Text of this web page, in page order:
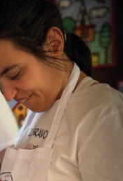
e prodotti tipici e
realtà del settore?
scelti da me
di tutto su quello
ma
tutte le regioni